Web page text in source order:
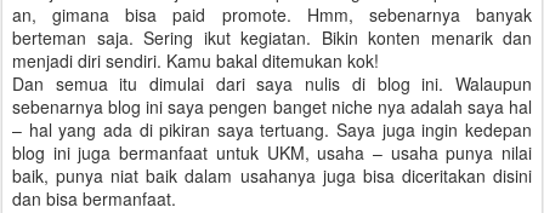
an, gimana bisa paid promote. Hmm, sebenarnya banyak
berteman saja. Sering ikut kegiatan. Bikin konten menarik dan
menjadi diri sendiri. Kamu bakal ditemukan kok!
Dan semua itu dimulai dari saya nulis di blog ini. Walaupun
sebenarnya blog ini saya pengen banget niche nya adalah saya hal
– hal yang ada di pikiran saya tertuang. Saya juga ingin kedepan
blog ini juga bermanfaat untuk UKM, usaha – usaha punya nilai
baik, punya niat baik dalam usahanya juga bisa diceritakan disini
dan bisa bermanfaat.